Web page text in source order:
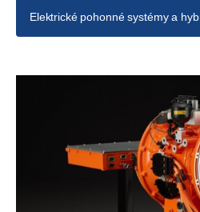
Elektrické pohonné systémy a